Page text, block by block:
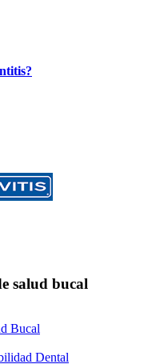
salud bucal
Bucal
Dental